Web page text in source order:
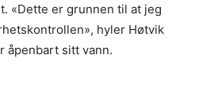
«Dette er grunnen til at jeg
hyler Høtvik
åpenbart sitt vann.